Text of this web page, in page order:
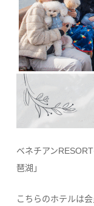
ベネチアン
琶湖」
こちらのホテルは